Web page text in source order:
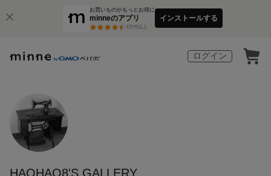
お買いものがもっとお得に
minneのアプリ
3万件以上
インストールする
ログイン
HAOHAO8'S GALLERY